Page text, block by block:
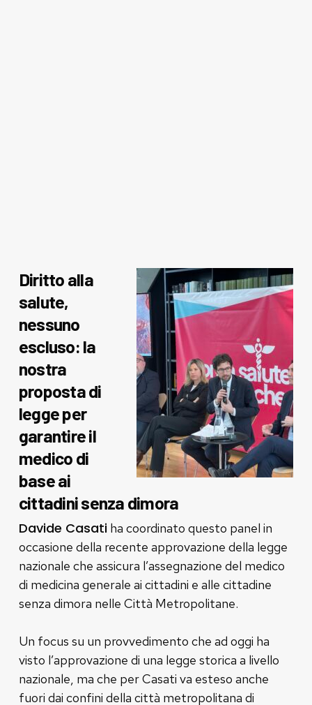
Diritto alla
salute,
nessuno
escluso: la
nostra
proposta di
legge per
garantire il
medico di
base ai
cittadini senza dimora
Davide Casatiha coordinato questo panel in
occasione della recente approvazione della legge
nazionale che assicura l’assegnazione del medico
di medicina generale ai cittadini e alle cittadine
senza dimora nelle Città Metropolitane.
Un focus su un provvedimento che ad oggi ha
visto l’approvazione di una legge storica a livello
nazionale, ma che per Casati va esteso anche
fuori dai confini della città metropolitana di